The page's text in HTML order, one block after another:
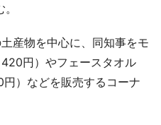
産物を中心に、同知事をモ
円）やフェースタオル
）などを販売するコーナ